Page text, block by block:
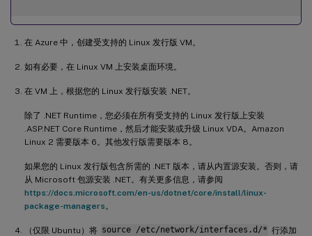
在 Azure 中，创建受支持的 Linux 发行版 VM。
如有必要，在 Linux VM 上安装桌面环境。
在 VM 上，根据您的 Linux 发行版安装 .NET。
除了 .NET Runtime，您必须在所有受支持的 Linux 发行版上安装
.ASP.NET Core Runtime，然后才能安装或升级 Linux VDA。Amazon
Linux 2 需要版本 6。其他发行版需要版本 8。
如果您的 Linux 发行版包含所需的 .NET 版本，请从内置源安装。否则，请
从 Microsoft 包源安装 .NET。有关更多信息，请参阅
https://docs.microsoft.com/en-us/dotnet/core/install/linux-
package-managers 。
（仅限 Ubuntu）将 source /etc/network/interfaces.d/* 行添加